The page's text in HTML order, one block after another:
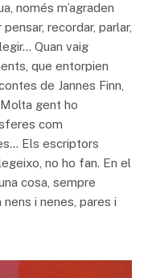
només m’agraden
recordar, parlar,
Quan vaig
que entorpien
de Jannes Finn,
gent ho
com
Els escriptors
no ho fan. En el
cosa, sempre
i nenes, pares i